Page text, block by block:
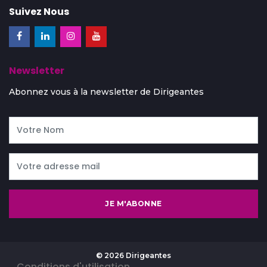
Suivez Nous
Newsletter
Abonnez vous à la newsletter de Dirigeantes
JE M'ABONNE
© 2026 Dirigeantes